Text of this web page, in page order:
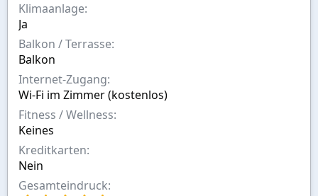
Klimaanlage
Ja
Balkon / Terrasse
Balkon
Internet-Zugang
Wi-Fi im Zimmer (kostenlos)
Fitness / Wellness
Keines
Kreditkarten
Nein
Gesamteindruck